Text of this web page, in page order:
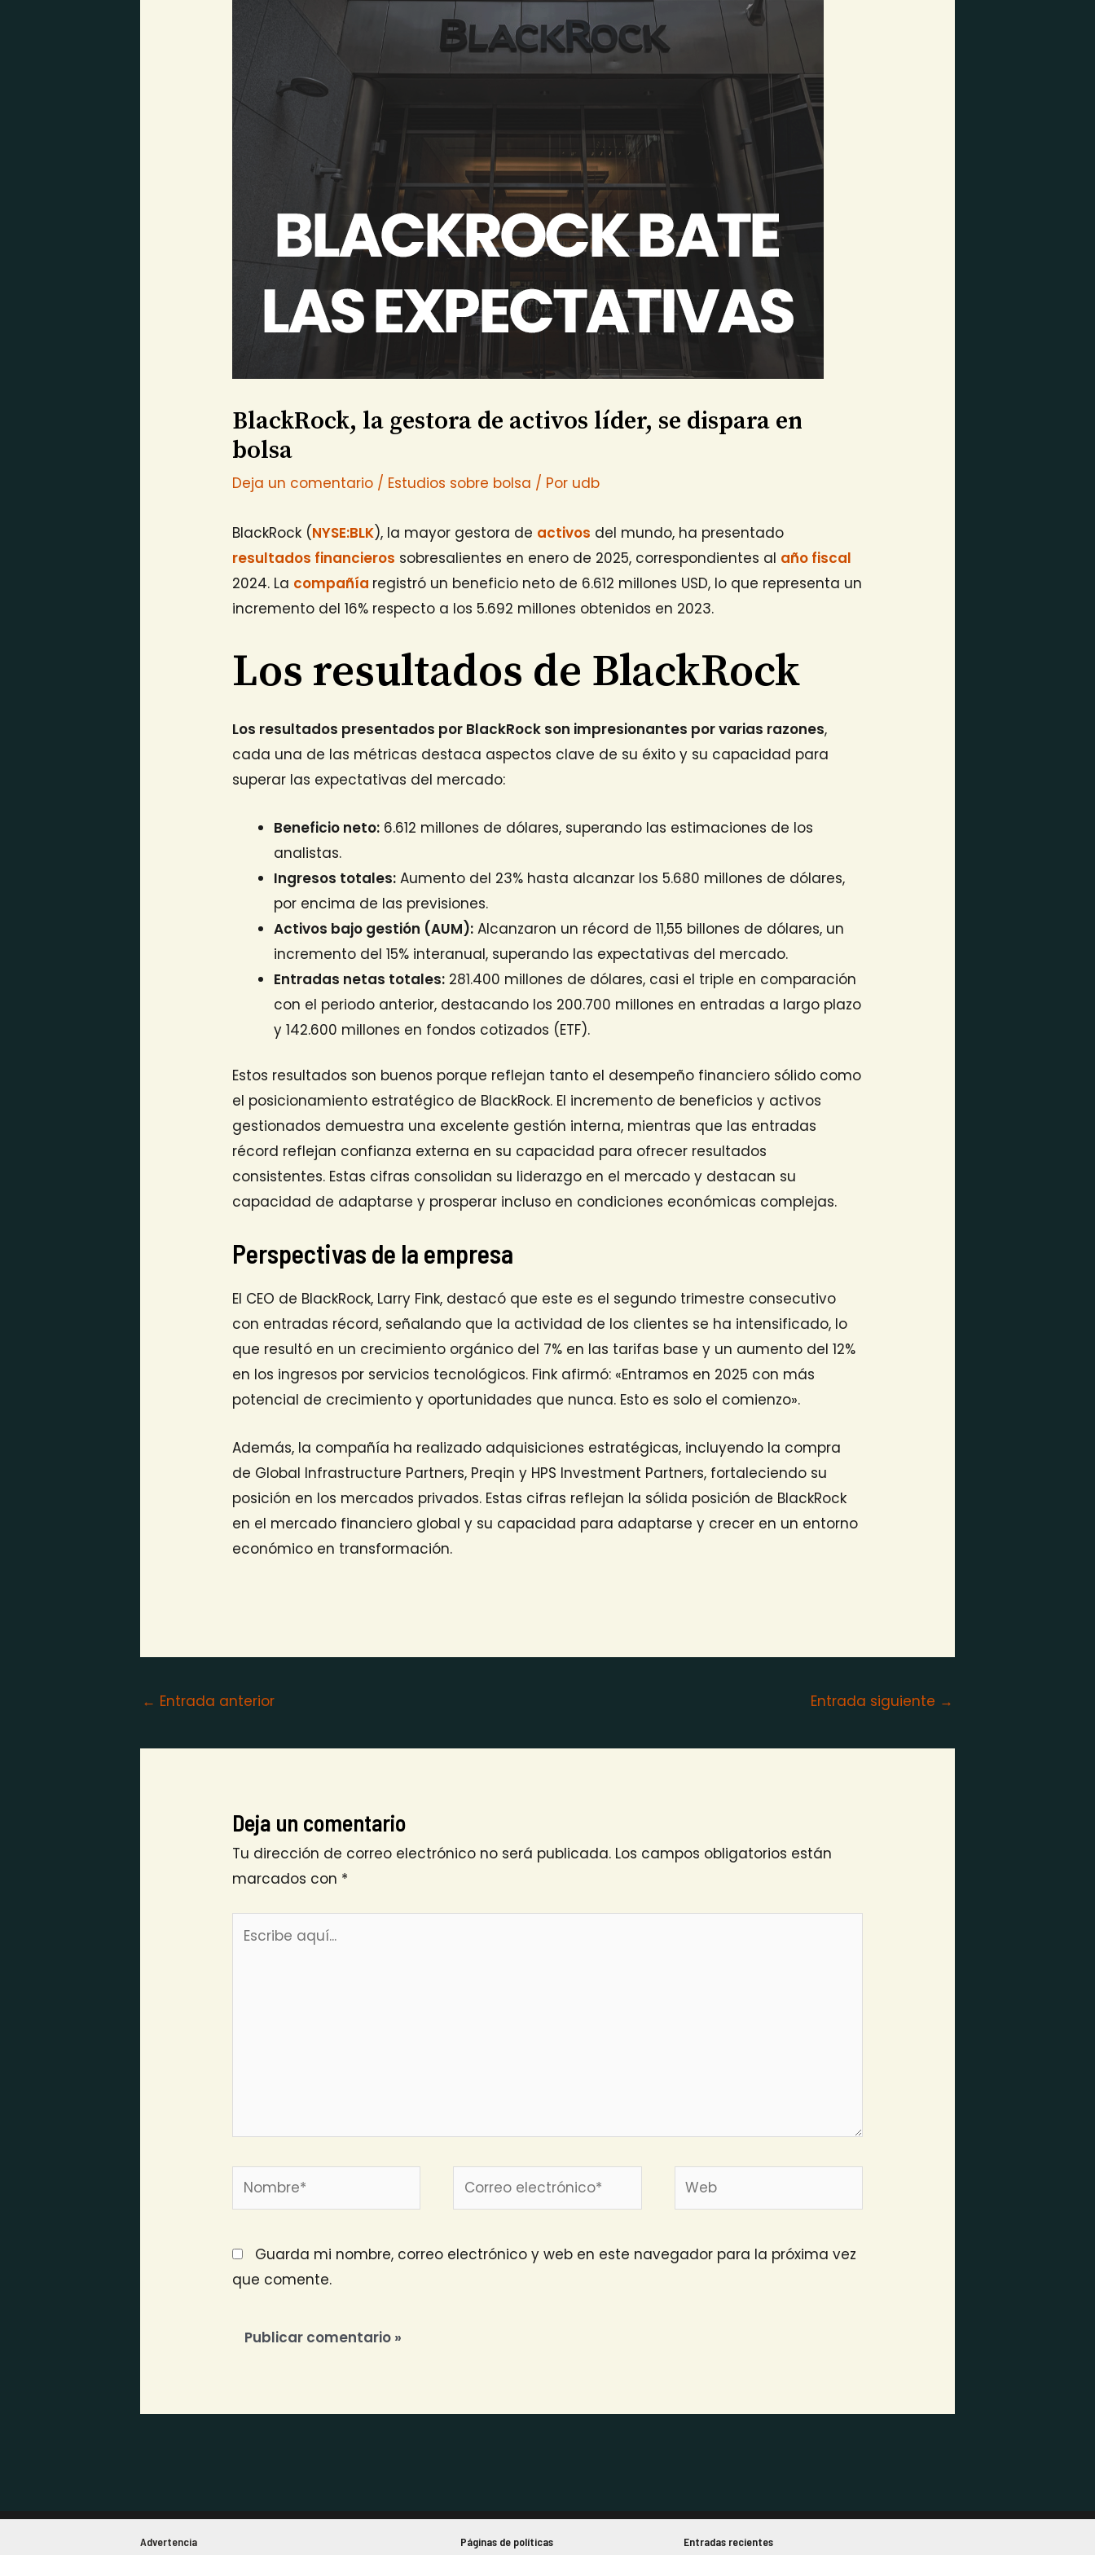
BlackRock, la gestora de activos líder, se dispara en
bolsa
Deja un comentario / Estudios sobre bolsa / Por udb
BlackRock (NYSE:BLK), la mayor gestora de activos del mundo, ha presentado
resultados financieros sobresalientes en enero de 2025, correspondientes al año fiscal
2024. La compañía registró un beneficio neto de 6.612 millones USD, lo que representa un
incremento del 16% respecto a los 5.692 millones obtenidos en 2023.
Los resultados de BlackRock
Los resultados presentados por BlackRock son impresionantes por varias razones,
cada una de las métricas destaca aspectos clave de su éxito y su capacidad para
superar las expectativas del mercado:
Beneficio neto: 6.612 millones de dólares, superando las estimaciones de los
analistas.
Ingresos totales: Aumento del 23% hasta alcanzar los 5.680 millones de dólares,
por encima de las previsiones.
Activos bajo gestión (AUM): Alcanzaron un récord de 11,55 billones de dólares, un
incremento del 15% interanual, superando las expectativas del mercado.
Entradas netas totales: 281.400 millones de dólares, casi el triple en comparación
con el periodo anterior, destacando los 200.700 millones en entradas a largo plazo
y 142.600 millones en fondos cotizados (ETF).
Estos resultados son buenos porque reflejan tanto el desempeño financiero sólido como
el posicionamiento estratégico de BlackRock. El incremento de beneficios y activos
gestionados demuestra una excelente gestión interna, mientras que las entradas
récord reflejan confianza externa en su capacidad para ofrecer resultados
consistentes. Estas cifras consolidan su liderazgo en el mercado y destacan su
capacidad de adaptarse y prosperar incluso en condiciones económicas complejas.
Perspectivas de la empresa
El CEO de BlackRock, Larry Fink, destacó que este es el segundo trimestre consecutivo
con entradas récord, señalando que la actividad de los clientes se ha intensificado, lo
que resultó en un crecimiento orgánico del 7% en las tarifas base y un aumento del 12%
en los ingresos por servicios tecnológicos. Fink afirmó: «Entramos en 2025 con más
potencial de crecimiento y oportunidades que nunca. Esto es solo el comienzo».
Además, la compañía ha realizado adquisiciones estratégicas, incluyendo la compra
de Global Infrastructure Partners, Preqin y HPS Investment Partners, fortaleciendo su
posición en los mercados privados. Estas cifras reflejan la sólida posición de BlackRock
en el mercado financiero global y su capacidad para adaptarse y crecer en un entorno
económico en transformación.
← Entrada anterior Entrada siguiente →
Deja un comentario
Tu dirección de correo electrónico no será publicada. Los campos obligatorios están
marcados con *
Nombre*
Correo
Web
Guarda mi nombre, correo electrónico y web en este navegador para la próxima vez
que comente.
Advertencia Páginas de políticas Entradas recientes